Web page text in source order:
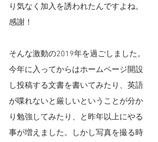
り気なく加入を誘われたんですよね。
感謝！
そんな激動の2019年を過ごしました。
今年に入ってからはホームページ開設
し投稿する文書を書いてみたり、英語
が喋れないと厳しいということが分か
り勉強してみたり、と昨年以上にやる
事が増えました。しかし写真を撮る時